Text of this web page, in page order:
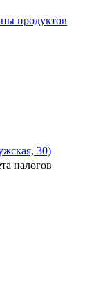
продуктов
30)
налогов